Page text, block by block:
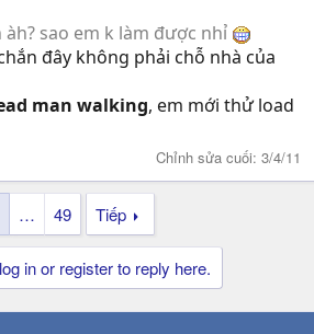
sao em k làm được nhỉ
đây không phải chỗ nhà của
man walking, em mới thử load
Chỉnh sửa cuối: 3/4/11
… 49 Tiếp
in or register to reply here.